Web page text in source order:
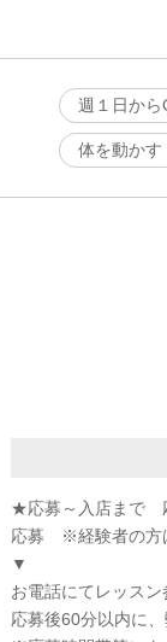
週１日から
体を動かす
★応募～入店まで
応募 ※経験者の方
▼
お電話にてレッス
応募後60分以内に